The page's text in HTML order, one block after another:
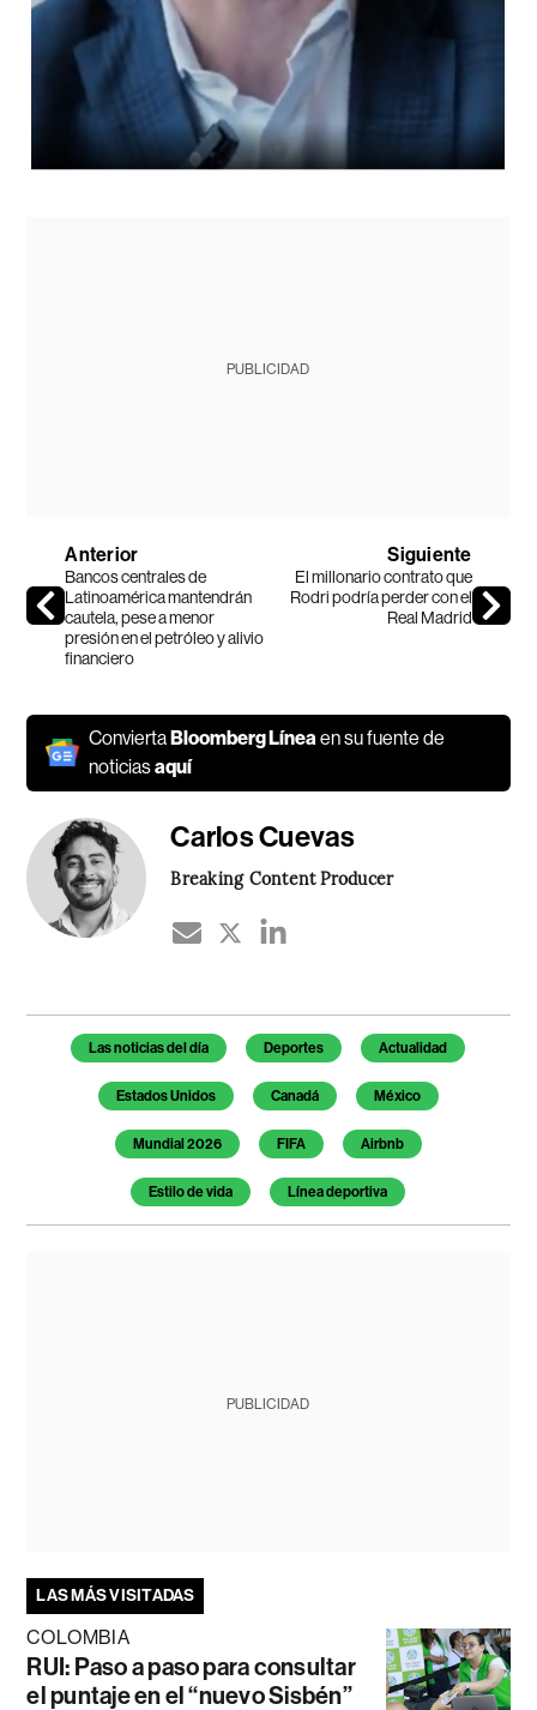
PUBLICIDAD
Anterior
Bancos centrales de
Latinoamérica mantendrán
cautela, pese a menor
presión en el petróleo y alivio
financiero
Siguiente
El millonario contrato que
Rodri podría perder con el
Real Madrid
ConviertaBloomberg Línea en su fuente de
noticiasaquí
Carlos Cuevas
Breaking Content Producer
Temas de este artículo
Las noticias del día Deportes Actualidad
Estados Unidos Canadá México
Mundial 2026 FIFA Airbnb
Estilo de vida Línea deportiva
PUBLICIDAD
LAS MÁS VISITADAS
COLOMBIA
RUI: Paso a paso para consultar
el puntaje en el “nuevo Sisbén”